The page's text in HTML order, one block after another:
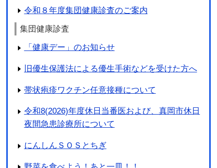
令和８年度集団健康診査のご案内
集団健康診査
「健康デー」のお知らせ
旧優生保護法による優生手術などを受けた方へ
帯状疱疹ワクチン任意接種について
令和8(2026)年度休日当番医および、真岡市休日
夜間急患診療所について
にんしんＳＯＳとちぎ